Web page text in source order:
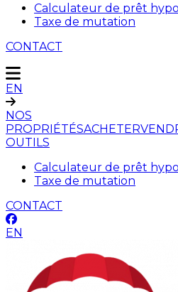
Calculateur de prêt
Taxe de mutation
CONTACT
EN
NOS
PROPRIÉTÉSACHETER
OUTILS
Calculateur de prêt
Taxe de mutation
CONTACT
EN